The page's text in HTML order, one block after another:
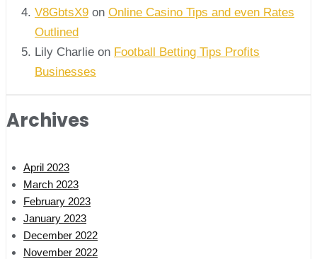
V8GbtsX9 on Online Casino Tips and even Rates
Outlined
Lily Charlie on Football Betting Tips Profits
Businesses
Archives
April 2023
March 2023
February 2023
January 2023
December 2022
November 2022